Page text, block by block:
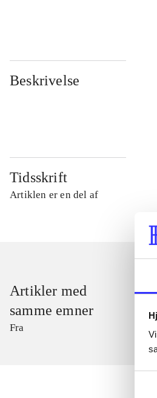
Beskrivelse
Tidsskrift
Artiklen er en del af
Artikler med
samme emner
Fra